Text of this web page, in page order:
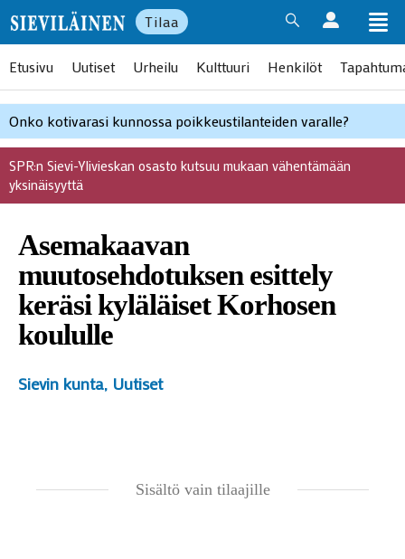
Tilaa
Etusivu Uutiset Urheilu Kulttuuri Henkilöt
Onko kotivarasi kunnossa poikkeustilanteiden varalle?
SPR:n Sievi-Ylivieskan osasto kutsuu mukaan vähentämään
yksinäisyyttä
Asemakaavan
muutosehdotuksen esittely
keräsi kyläläiset Korhosen
koululle
Sievin kunta, Uutiset
Sisältö vain tilaajille